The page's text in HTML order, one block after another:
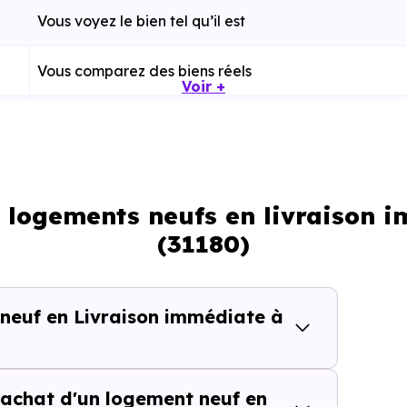
Vous voyez le bien tel qu’il est
Vous comparez des biens réels
Possible plus rapidement
adapté si vous avez une contrainte de
de temps dans une
Voir +
logements neufs en livraison
(31180)
en Livraison immédiate à
d'un logement neuf en